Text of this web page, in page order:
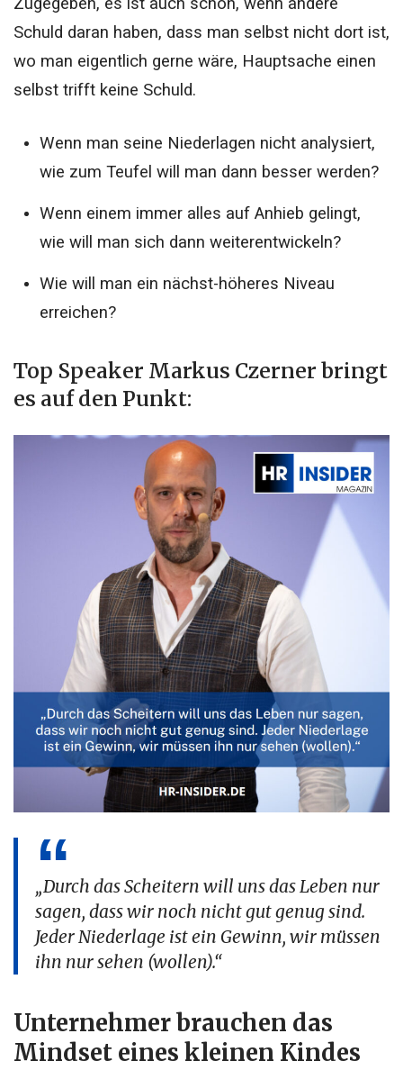
Schuld daran haben, dass man selbst nicht dort ist,
wo man eigentlich gerne wäre, Hauptsache einen
selbst trifft keine Schuld.
Wenn man seine Niederlagen nicht analysiert,
wie zum Teufel will man dann besser werden?
Wenn einem immer alles auf Anhieb gelingt,
wie will man sich dann weiterentwickeln?
Wie will man ein nächst-höheres Niveau
erreichen?
Top Speaker Markus Czerner bringt
es auf den Punkt:
„Durch das Scheitern will uns das Leben nur
sagen, dass wir noch nicht gut genug sind.
Jeder Niederlage ist ein Gewinn, wir müssen
ihn nur sehen (wollen).“
Unternehmer brauchen das
Mindset eines kleinen Kindes